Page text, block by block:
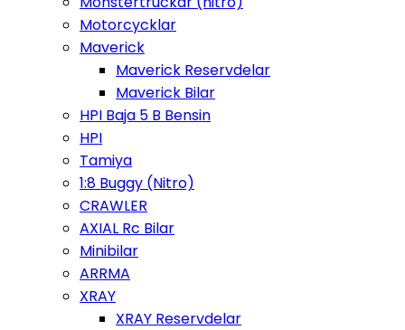
Motorcycklar
Maverick
Maverick Reservdelar
Maverick Bilar
HPI Baja 5 B Bensin
HPI
Tamiya
1:8 Buggy (Nitro)
CRAWLER
AXIAL Rc Bilar
Minibilar
ARRMA
XRAY
XRAY Reservdelar